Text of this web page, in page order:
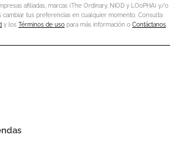
afiliadas, marcas (The Ordinary, NIOD y LOoPHA) y/o
cambiar tus preferencias en cualquier momento. Consulta
y los Términos de uso para más información o Contáctanos